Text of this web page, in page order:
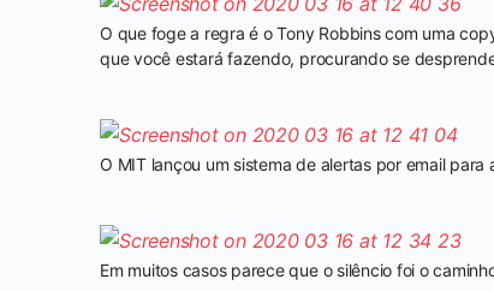
O que foge a regra é o Tony Robbins com uma
que você estará fazendo, procurando se
O MIT lançou um sistema de alertas por email
Em muitos casos parece que o silêncio foi o